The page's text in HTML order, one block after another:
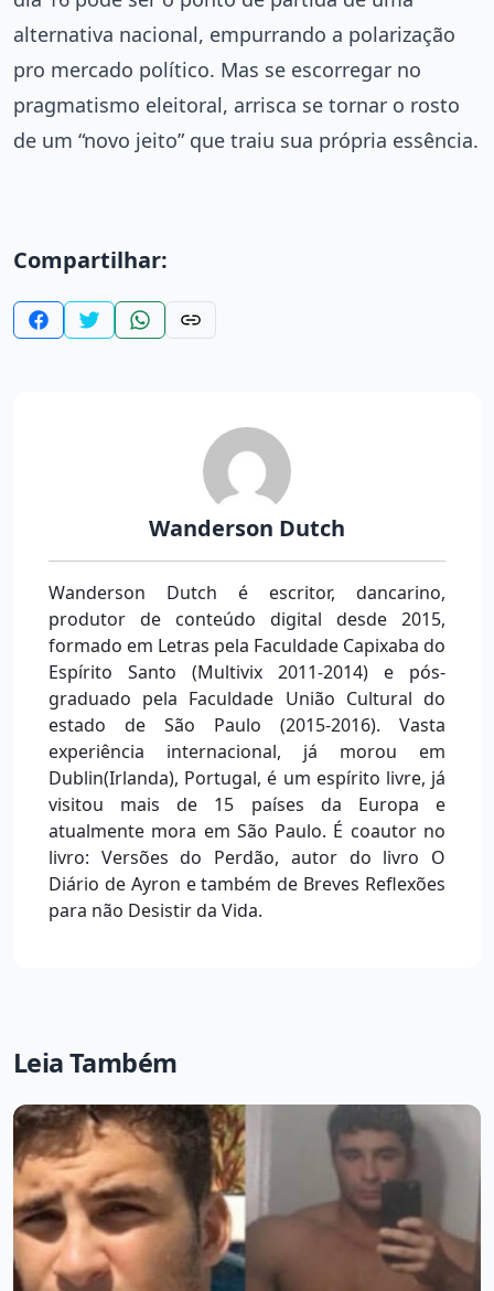
alternativa nacional, empurrando a polarização
pro mercado político. Mas se escorregar no
pragmatismo eleitoral, arrisca se tornar o rosto
de um “novo jeito” que traiu sua própria essência.
Compartilhar:
Wanderson Dutch
Wanderson Dutch é escritor, dancarino,
produtor de conteúdo digital desde 2015,
formado em Letras pela Faculdade Capixaba do
Espírito Santo (Multivix 2011-2014) e pós-
graduado pela Faculdade União Cultural do
estado de São Paulo (2015-2016). Vasta
experiência internacional, já morou em
Dublin(Irlanda), Portugal, é um espírito livre, já
visitou mais de 15 países da Europa e
atualmente mora em São Paulo. É coautor no
livro: Versões do Perdão, autor do livro O
Diário de Ayron e também de Breves Reflexões
para não Desistir da Vida.
Leia Também